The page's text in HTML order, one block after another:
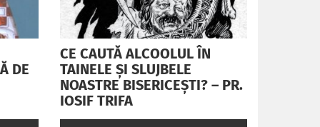
DE
CE CAUTĂ ALCOOLUL ÎN
TAINELE ŞI SLUJBELE
NOASTRE BISERICEŞTI? – PR.
IOSIF TRIFA